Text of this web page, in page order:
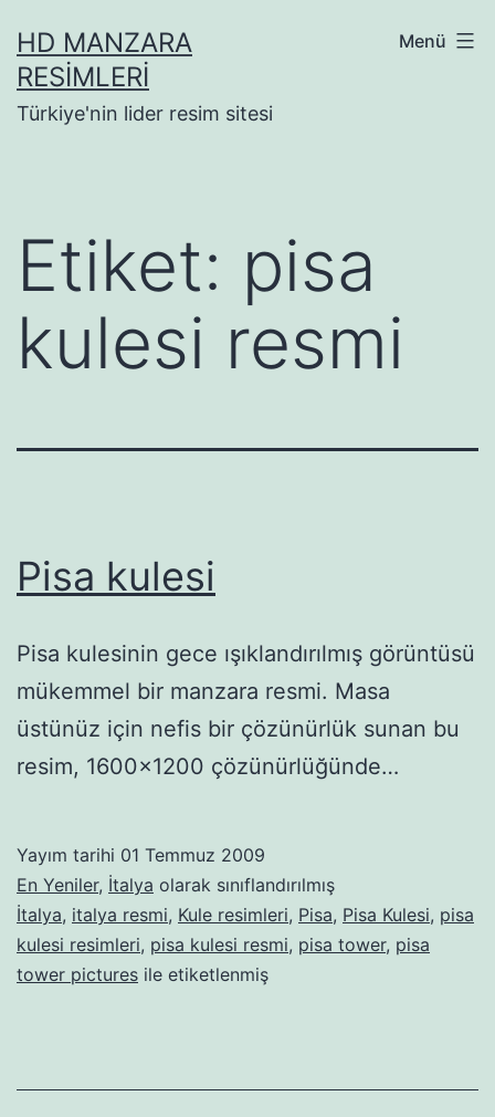
geçHD MANZARA
RESIMLERI
Türkiye'nin lider resim sitesi
Menü
Etiket: pisa
kulesi resmi
Pisa kulesi
Pisa kulesinin gece ışıklandırılmış görüntüsü
mükemmel bir manzara resmi. Masa
üstünüz için nefis bir çözünürlük sunan bu
resim, 1600×1200 çözünürlüğünde…
Yayım tarihi 01 Temmuz 2009
En Yeniler, İtalya olarak sınıflandırılmış
İtalya, italya resmi, Kule resimleri, Pisa, Pisa Kulesi, pisa
kulesi resimleri, pisa kulesi resmi, pisa tower, pisa
tower pictures ile etiketlenmiş